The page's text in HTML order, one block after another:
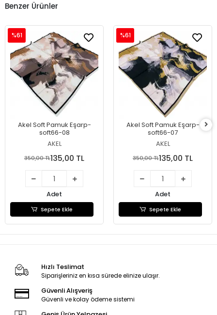
Benzer Ürünler
Akel Soft Pamuk Eşarp-
soft66-08
AKEL
%61
350,00 TL135,00 TL
Adet
Sepete Ekle
Akel Soft Pamuk Eşarp-
soft66-07
AKEL
%61
350,00 TL135,00 TL
Adet
Sepete Ekle
Hızlı Teslimat
Siparişleriniz en kısa sürede elinize ulaşır.
Güvenli Alışveriş
Güvenli ve kolay ödeme sistemi